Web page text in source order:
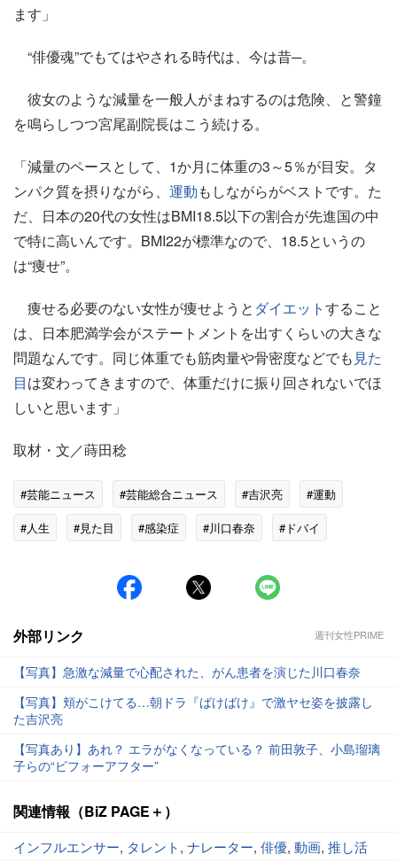
ます」
“俳優魂”でもてはやされる時代は、今は昔─。
彼女のような減量を一般人がまねするのは危険、と警鐘
を鳴らしつつ宮尾副院長はこう続ける。
「減量のペースとして、1か月に体重の3～5％が目安。タ
ンパク質を摂りながら、 運動もしながらがベストです。た
だ、日本の20代の女性はBMI18.5以下の割合が先進国の中
で特に高いんです。BMI22が標準なので、18.5というの
は“痩せ”。
痩せる必要のない女性が痩せようと ダイエットすること
は、日本肥満学会がステートメントを出すくらいの大きな
問題なんです。同じ体重でも筋肉量や骨密度などでも 見た
目は変わってきますので、体重だけに振り回されないでほ
しいと思います」
取材・文／蒔田稔
#芸能ニュース #芸能総合ニュース #吉沢亮
#運動
#人生
#見た目 #感染症 #川口春奈
#ドバイ
外部リンク 週刊女性PRIME
【写真】急激な減量で心配された、がん患者を演じた川口春奈
【写真】頬がこけてる…朝ドラ『ばけばけ』で激ヤセ姿を披露し
た吉沢亮
【写真あり】あれ？ エラがなくなっている？ 前田敦子、小島瑠璃
子らの“ビフォーアフター”
関連情報（BiZ PAGE＋）
インフルエンサー, タレント, ナレーター, 俳優, 動画, 推し活